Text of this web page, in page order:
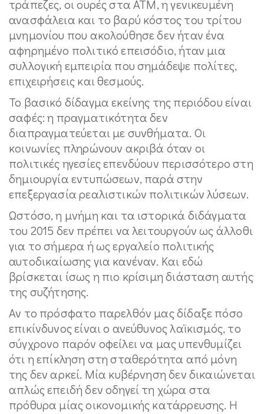
τράπεζες, οι ουρές στα ΑΤΜ, η γενικευμένη
ανασφάλεια και το βαρύ κόστος του τρίτου
μνημονίου που ακολούθησε δεν ήταν ένα
αφηρημένο πολιτικό επεισόδιο, ήταν μια
συλλογική εμπειρία που σημάδεψε πολίτες,
επιχειρήσεις και θεσμούς.
Το βασικό δίδαγμα εκείνης της περιόδου είναι
σαφές: η πραγματικότητα δεν
διαπραγματεύεται με συνθήματα. Οι
κοινωνίες πληρώνουν ακριβά όταν οι
πολιτικές ηγεσίες επενδύουν περισσότερο στη
δημιουργία εντυπώσεων, παρά στην
επεξεργασία ρεαλιστικών πολιτικών λύσεων.
Ωστόσο, η μνήμη και τα ιστορικά διδάγματα
του 2015 δεν πρέπει να λειτουργούν ως άλλοθι
για το σήμερα ή ως εργαλείο πολιτικής
αυτοδικαίωσης για κανέναν. Και εδώ
βρίσκεται ίσως η πιο κρίσιμη διάσταση αυτής
της συζήτησης.
Αν το πρόσφατο παρελθόν μας δίδαξε πόσο
επικίνδυνος είναι ο ανεύθυνος λαϊκισμός, το
σύγχρονο παρόν οφείλει να μας υπενθυμίζει
ότι η επίκληση στη σταθερότητα από μόνη
της δεν αρκεί. Μία κυβέρνηση δεν δικαιώνεται
απλώς επειδή δεν οδηγεί τη χώρα στα
πρόθυρα μίας οικονομικής κατάρρευσης. Η